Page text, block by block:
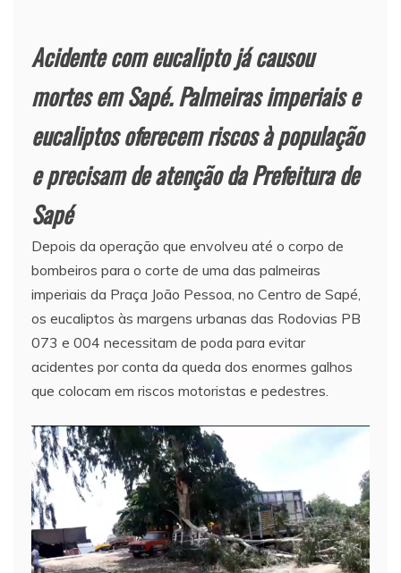
Acidente com eucalipto já causou
mortes em Sapé. Palmeiras imperiais e
eucaliptos oferecem riscos à população
e precisam de atenção da Prefeitura de
Sapé
Depois da operação que envolveu até o corpo de
bombeiros para o corte de uma das palmeiras
imperiais da Praça João Pessoa, no Centro de Sapé,
os eucaliptos às margens urbanas das Rodovias PB
073 e 004 necessitam de poda para evitar
acidentes por conta da queda dos enormes galhos
que colocam em riscos motoristas e pedestres.